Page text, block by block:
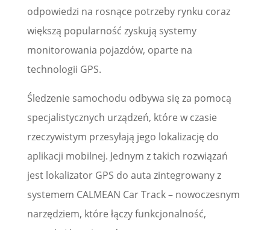
odpowiedzi na rosnące potrzeby rynku coraz
większą popularność zyskują systemy
monitorowania pojazdów, oparte na
technologii GPS.
Śledzenie samochodu odbywa się za pomocą
specjalistycznych urządzeń, które w czasie
rzeczywistym przesyłają jego lokalizację do
aplikacji mobilnej. Jednym z takich rozwiązań
jest lokalizator GPS do auta zintegrowany z
systemem CALMEAN Car Track – nowoczesnym
narzędziem, które łączy funkcjonalność,